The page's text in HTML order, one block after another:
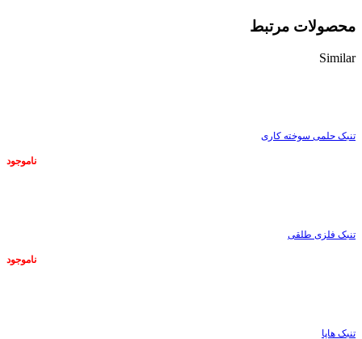
محصولات مرتبط
Similar
تنبک حلمی سوخته کاری
ناموجود
تنبک فلزی طلقی
ناموجود
تنبک هاپا